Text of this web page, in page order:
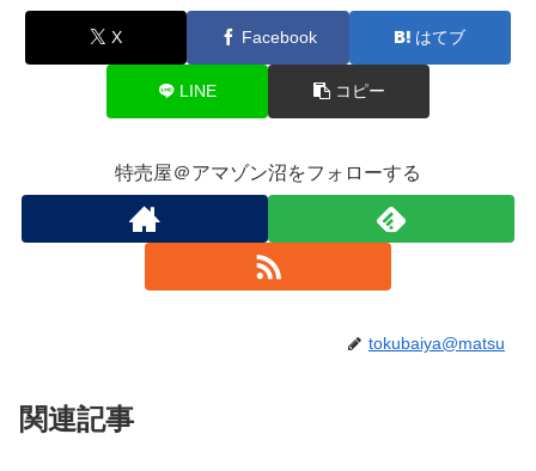
X Facebook はてブ
LINE コピー
特売屋＠アマゾン沼をフォローする
tokubaiya@matsu
関連記事